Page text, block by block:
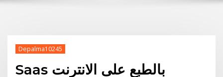
Depalma10245
Saas بالطبع على الانترنت